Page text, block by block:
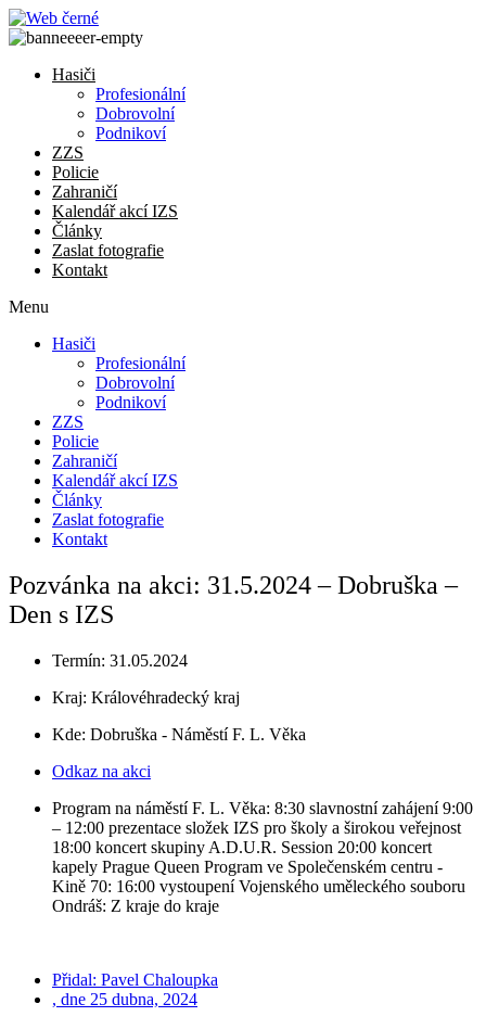
Přejít
k
Hasiči
Profesionální
Dobrovolní
Podnikoví
ZZS
Policie
Zahraničí
Kalendář akcí IZS
Články
Zaslat fotografie
Kontakt
Menu
Hasiči
Profesionální
Dobrovolní
Podnikoví
ZZS
Policie
Zahraničí
Kalendář akcí IZS
Články
Zaslat fotografie
Kontakt
Pozvánka na akci: 31.5.2024 – Dobruška –
Den s IZS
Termín: 31.05.2024
Kraj: Královéhradecký kraj
Kde: Dobruška - Náměstí F. L. Věka
Odkaz na akci
Program na náměstí F. L. Věka: 8:30 slavnostní zahájení 9:00
– 12:00 prezentace složek IZS pro školy a širokou veřejnost
18:00 koncert skupiny A.D.U.R. Session 20:00 koncert
kapely Prague Queen Program ve Společenském centru -
Kině 70: 16:00 vystoupení Vojenského uměleckého souboru
Ondráš: Z kraje do kraje
Přidal: Pavel Chaloupka
, dne 25 dubna, 2024